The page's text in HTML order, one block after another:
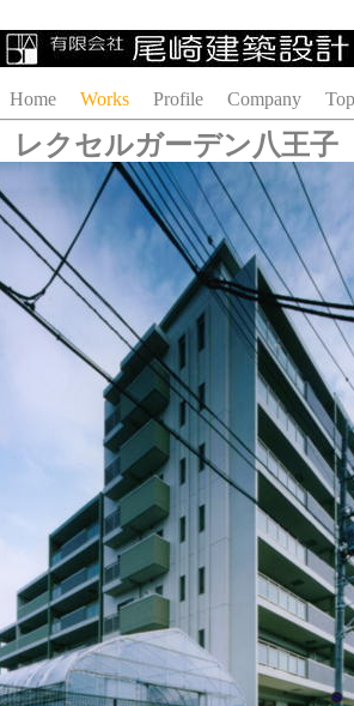
Home Works Profile Company
レクセルガーデン八王子